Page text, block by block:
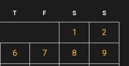
T F S S
1 2
6 7 8 9